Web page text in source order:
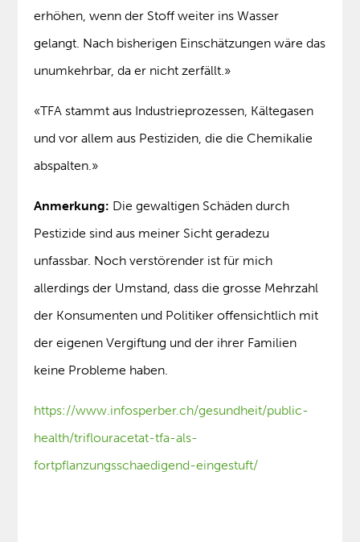
erhöhen, wenn der Stoff weiter ins Wasser
gelangt. Nach bisherigen Einschätzungen wäre das
unumkehrbar, da er nicht zerfällt.»
«TFA stammt aus Industrieprozessen, Kältegasen
und vor allem aus Pestiziden, die die Chemikalie
abspalten.»
Anmerkung: Die gewaltigen Schäden durch
Pestizide sind aus meiner Sicht geradezu
unfassbar. Noch verstörender ist für mich
allerdings der Umstand, dass die grosse Mehrzahl
der Konsumenten und Politiker offensichtlich mit
der eigenen Vergiftung und der ihrer Familien
keine Probleme haben.
https://www.infosperber.ch/gesundheit/public-
health/triflouracetat-tfa-als-
fortpflanzungsschaedigend-eingestuft/